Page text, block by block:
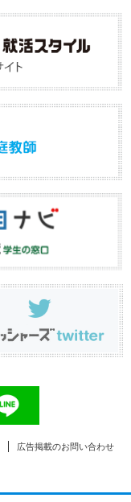
広告掲載のお問い合わせ